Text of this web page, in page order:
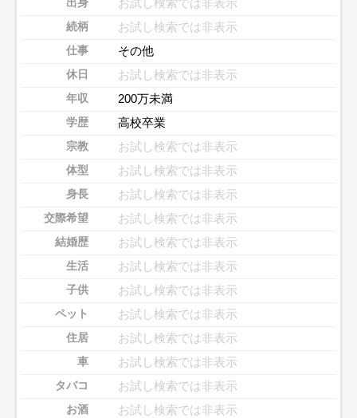
出身 お試し検索では非表示
続柄 お試し検索では非表示
仕事 その他
休日 お試し検索では非表示
年収 200万未満
学歴 高校卒業
宗教 お試し検索では非表示
体型 お試し検索では非表示
身長 お試し検索では非表示
交際希望 お試し検索では非表示
結婚歴 お試し検索では非表示
生活 お試し検索では非表示
子供 お試し検索では非表示
ペット お試し検索では非表示
住居 お試し検索では非表示
車 お試し検索では非表示
タバコ お試し検索では非表示
お酒 お試し検索では非表示